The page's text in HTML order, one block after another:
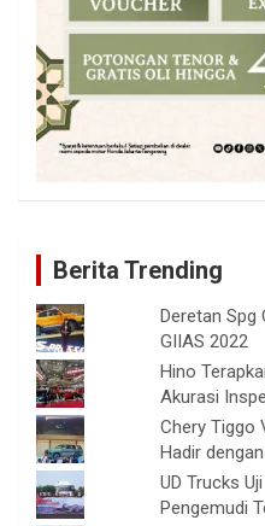
Berita Trending
Deretan Spg
GIIAS 2022
Hino
Akurasi
Chery Tiggo
Hadir
UD Trucks
Pengemudi